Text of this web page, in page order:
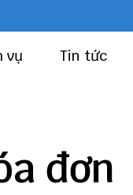
vụ Tin tức
đơn